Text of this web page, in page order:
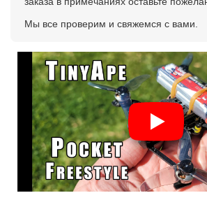
Мы все проверим и свяжемся с вами.